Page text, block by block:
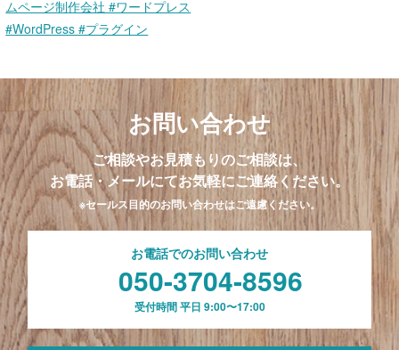
お問い合わせ
ご相談やお見積もりのご相談は、
お電話・メールにてお気軽にご連絡ください。
※セールス目的のお問い合わせはご遠慮ください。
お電話でのお問い合わせ
050-3704-8596
受付時間 平日 9:00〜17:00